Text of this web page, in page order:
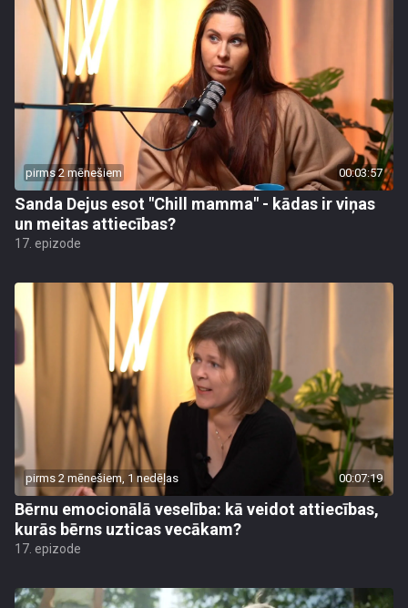
pirms 2 mēnešiem 00:03:57
Sanda Dejus esot "Chill mamma" - kādas ir viņas
un meitas attiecības?
17. epizode
pirms 2 mēnešiem, 1 nedēļas 00:07:19
Bērnu emocionālā veselība: kā veidot attiecības,
kurās bērns uzticas vecākam?
17. epizode